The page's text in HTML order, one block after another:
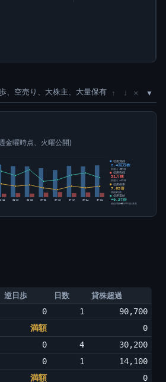
、空売り、大株主、大量保有 ↑ ↓ ×
金曜時点、火曜公開)
12 06-19 06-26 07-03 07-10 07-17 07-24 07-31
信用買残
2.4百万株
前週比 +9万株
信用売残
31万株
前週比 -4万株
信用倍率
7.62倍
買残÷売残
信用需給
+0.37倍
純信用残÷5日平均出来高
逆日歩 日数 貸株超過
0 1
90,700
満額
0
0 4
30,200
0 1
14,100
満額 0